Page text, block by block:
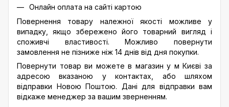
Онлайн оплата на сайті картою
Повернення товару належної якості можливе у
випадку, якщо збережено його товарний вигляд і
споживчі властивості. Можливо повернути
замовлення не пізниже ніж 14 днів від дня покупки.
Повернути товар ви можете в магазин у м Києві за
адресою вказаною у контактах, або шляхом
відправки Новою Поштою. Дані для відправки вам
відкаже менеджер за вашим зверненням.